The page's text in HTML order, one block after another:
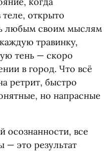
открыто
любым своим мыслям
травинку,
тень — скоро
в город. Что всё
ретрит, быстро
но напрасные
осознанности, все
— это результат